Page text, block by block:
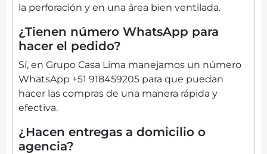
la perforación y en una área bien ventilada.
¿Tienen número WhatsApp para
hacer el pedido?
Sí, en Grupo Casa Lima manejamos un número
WhatsApp +51 918459205 para que puedan
hacer las compras de una manera rápida y
efectiva.
¿Hacen entregas a domicilio o
agencia?